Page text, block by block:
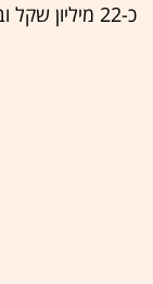
כ-22 מיליון שקל ובסיומה היו לה בקופה 35 מיליון שקל.